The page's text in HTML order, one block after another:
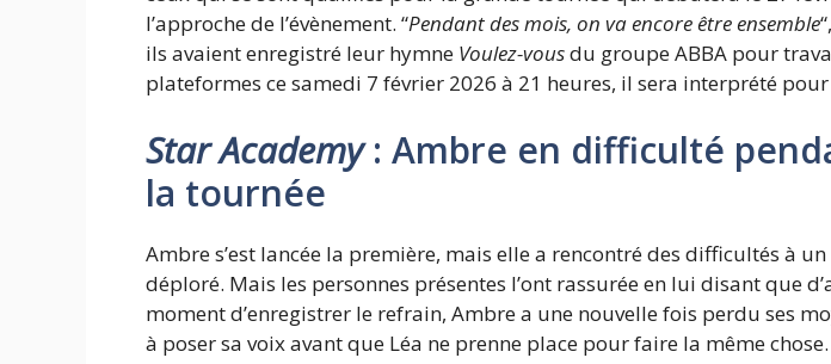
l’approche de l’évènement. “Pendant des mois, on va encore être ensemble
ils avaient enregistré leur hymne Voulez-vousdu groupe ABBA pour
plateformes ce samedi 7 février 2026 à 21 heures, il sera interprété
Star Academy: Ambre en difficulté
la tournée
Ambre s’est lancée la première, mais elle a rencontré des difficultés à
déploré. Mais les personnes présentes l’ont rassurée en lui disant que
moment d’enregistrer le refrain, Ambre a une nouvelle fois perdu ses
à poser sa voix avant que Léa ne prenne place pour faire la même chose.